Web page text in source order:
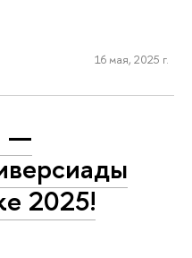
16 мая, 2025 г.
—
2025!